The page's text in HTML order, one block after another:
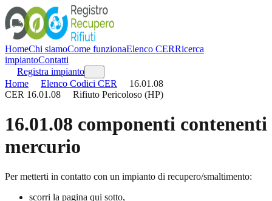
HomeChi siamoCome funzionaElenco CERRicerca
impiantoContatti
Registra impianto
Home
Elenco Codici CER
16.01.08
CER 16.01.08 Rifiuto Pericoloso (HP)
16.01.08 componenti contenenti
mercurio
Per metterti in contatto con un impianto di recupero/smaltimento:
scorri la pagina qui sotto,